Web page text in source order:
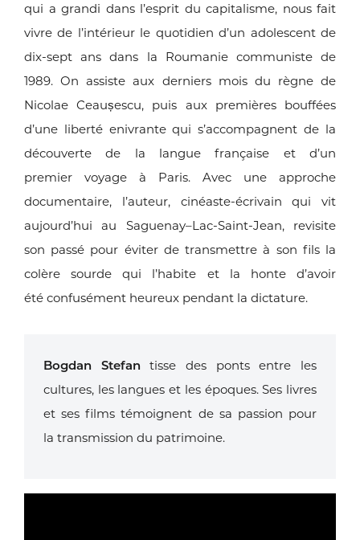
qui a grandi dans l’esprit du capitalisme, nous fait
vivre de l’intérieur le quotidien d’un adolescent de
dix-sept ans dans la Roumanie communiste de
1989. On assiste aux derniers mois du règne de
Nicolae Ceaușescu, puis aux premières bouffées
d’une liberté enivrante qui s’accompagnentde la
découverte de la langue française et d’un
premier voyage à Paris. Avec une approche
documentaire, l’auteur, cinéaste-écrivain qui vit
aujourd’hui au Saguenay–Lac-Saint-Jean, revisite
son passé pour éviter de transmettre à son fils la
colère sourde qui l’habite et la honte d’avoir
été confusément heureux pendant la dictature.
Bogdan Stefantisse des ponts entre les
cultures, les langues et les époques. Ses livres
et ses films témoignent de sa passion pour
la transmission du patrimoine.